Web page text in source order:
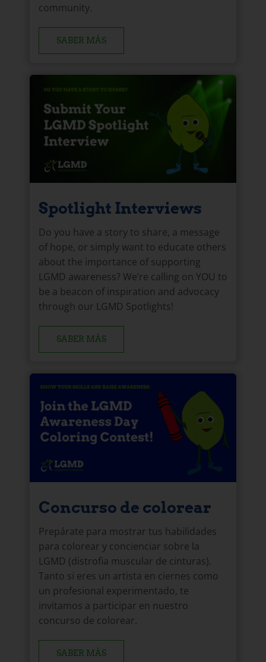
community.
SABER MÁS
Spotlight Interviews
Do you have a story to share, a message
of hope, or simply want to educate others
about the importance of supporting
LGMD awareness? We’re calling on YOU to
be a beacon of inspiration and advocacy
through our LGMD Spotlights!
SABER MÁS
Concurso de colorear
Prepárate para mostrar tus habilidades
para colorear y concienciar sobre la
LGMD (distrofia muscular de cinturas).
Tanto si eres un artista en ciernes como
un profesional experimentado, te
invitamos a participar en nuestro
concurso de colorear.
SABER MÁS